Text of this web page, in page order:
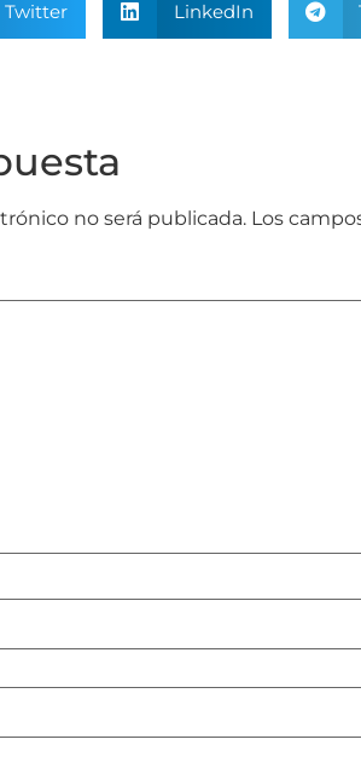
Twitter LinkedIn
no será publicada. Los